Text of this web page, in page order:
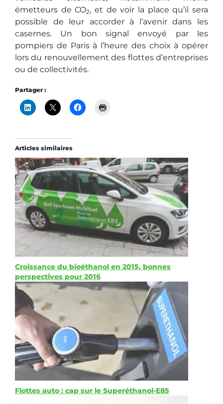
émetteurs de CO2, et de voir la place qu’il sera
possible de leur accorder à l’avenir dans les
casernes. Un bon signal envoyé par les
pompiers de Paris à l’heure des choix à opérer
lors du renouvellement des flottes d’entreprises
ou de collectivités.
Partager :
Articles similaires
Croissance du bioéthanol en 2015, bonnes
perspectives pour 2016
Flottes auto : cap sur le Superéthanol-E85